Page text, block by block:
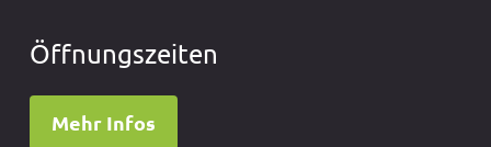
Öffnungszeiten
Mehr Infos